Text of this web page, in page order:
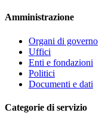
Amministrazione
Organi di governo
Uffici
Enti e fondazioni
Politici
Documenti e dati
Categorie di servizio